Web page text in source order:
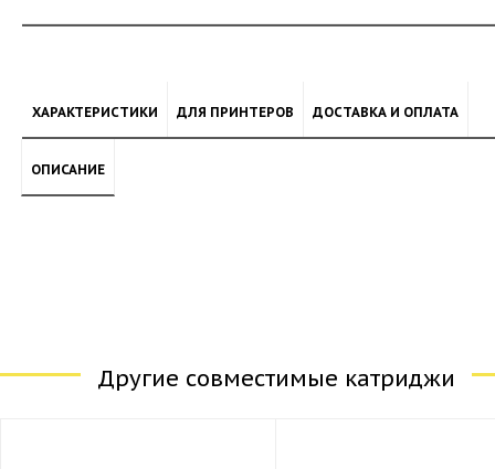
ХАРАКТЕРИСТИКИ ДЛЯ ПРИНТЕРОВ ДОСТАВКА И ОПЛАТА
ОПИСАНИЕ
Другие совместимые катриджи